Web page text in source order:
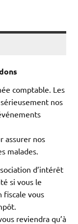
comptable. Les
nos
assurer nos
malades.
d’intérêt
si vous le
fiscale vous
reviendra qu’à